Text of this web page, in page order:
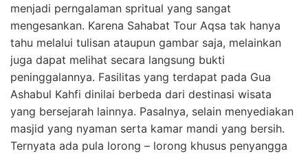
menjadi perngalaman spritual yang sangat
mengesankan. Karena Sahabat Tour Aqsa tak hanya
tahu melalui tulisan ataupun gambar saja, melainkan
juga dapat melihat secara langsung bukti
peninggalannya. Fasilitas yang terdapat pada Gua
Ashabul Kahfi dinilai berbeda dari destinasi wisata
yang bersejarah lainnya. Pasalnya, selain menyediakan
masjid yang nyaman serta kamar mandi yang bersih.
Ternyata ada pula lorong – lorong khusus penyangga